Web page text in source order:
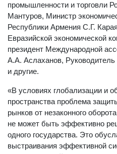
промышленности и торговли
Мантуров, Министр
Республики Армения С.Г.
Евразийской экономической
президент Международной
А.А. Аслаханов,
и другие.
«В условиях глобализации и
пространства проблема
рынков от незаконного
не может быть эффективно
одного государства. Это
выстраивания эффективной